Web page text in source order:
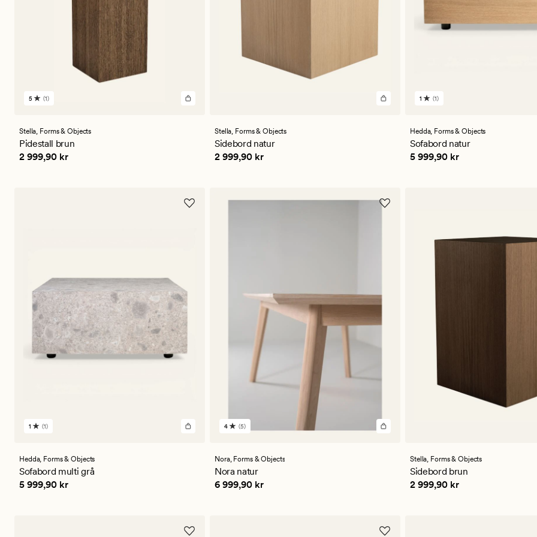
1
en
gjennomsnittlig
vurdering
på
5 (1)
Stella, Forms & Objects
Pidestall brun
Pris 2 999,90 kr
2 999,90 kr
Stella, Forms & Objects
Sidebord natur
Pris 2 999,90 kr
2 999,90 kr
1
en
gjennomsnittlig
vurdering
på
1 (1)
Hedda, Forms & Objects
Sofabord natur
Pris 5 999,90 kr
5 999,90 kr
1
en
gjennomsnittlig
vurdering
på
1 (1)
Hedda, Forms & Objects
Sofabord multi grå
Pris 5 999,90 kr
5 999,90 kr
5
en
gjennomsnittlig
vurdering
på
4 (5)
Nora, Forms & Objects
Nora natur
Pris 6 999,90 kr
6 999,90 kr
Stella, Forms & Objects
Sidebord brun
Pris 2 999,90 kr
2 999,90 kr